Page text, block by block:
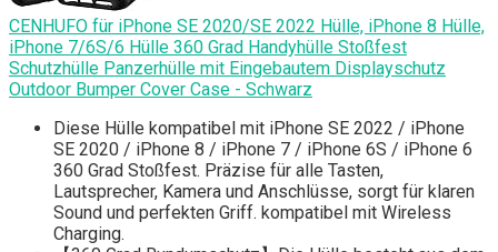
CENHUFO für iPhone SE 2020/SE 2022 Hülle, iPhone 8 Hülle,
iPhone 7/6S/6 Hülle 360 Grad Handyhülle Stoßfest
Schutzhülle Panzerhülle mit Eingebautem Displayschutz
Outdoor Bumper Cover Case - Schwarz
Diese Hülle kompatibel mit iPhone SE 2022 / iPhone
SE 2020 / iPhone 8 / iPhone 7 / iPhone 6S / iPhone 6
360 Grad Stoßfest. Präzise für alle Tasten,
Lautsprecher, Kamera und Anschlüsse, sorgt für klaren
Sound und perfekten Griff. kompatibel mit Wireless
Charging.